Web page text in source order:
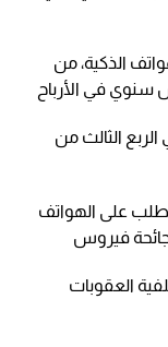
الذكية، من
وون)، في الربع الثالث من
على الهواتف
جائحة فيروس
العقوبات